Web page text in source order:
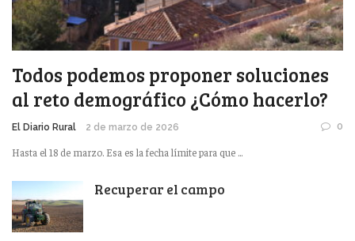
Todos podemos proponer soluciones
al reto demográfico ¿Cómo hacerlo?
El Diario Rural 2 de marzo de 2026 0
Hasta el 18 de marzo. Esa es la fecha límite para que ...
Recuperar el campo